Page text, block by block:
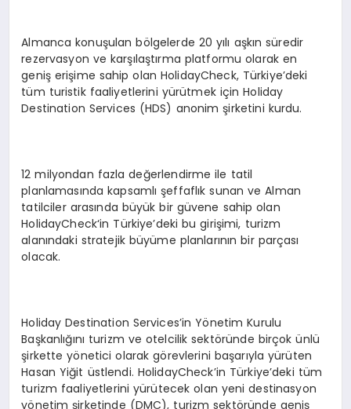
Almanca konuşulan bölgelerde 20 yılı aşkın süredir
rezervasyon ve karşılaştırma platformu olarak en
geniş erişime sahip olan HolidayCheck, Türkiye’deki
tüm turistik faaliyetlerini yürütmek için Holiday
Destination Services (HDS) anonim şirketini kurdu.
12 milyondan fazla değerlendirme ile tatil
planlamasında kapsamlı şeffaflık sunan ve Alman
tatilciler arasında büyük bir güvene sahip olan
HolidayCheck‘in Türkiye’deki bu girişimi, turizm
alanındaki stratejik büyüme planlarının bir parçası
olacak.
Holiday Destination Services’in Yönetim Kurulu
Başkanlığını turizm ve otelcilik sektöründe birçok ünlü
şirkette yönetici olarak görevlerini başarıyla yürüten
Hasan Yiğit üstlendi. HolidayCheck’in Türkiye’deki tüm
turizm faaliyetlerini yürütecek olan yeni destinasyon
yönetim şirketinde (DMC), turizm sektöründe geniş